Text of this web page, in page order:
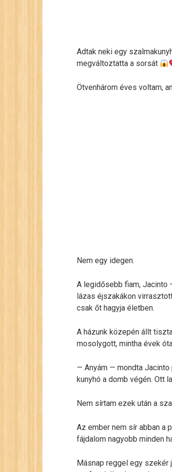
Adtak neki egy
megváltoztatta a sorsát
Ötvenhárom éves voltam,
Nem egy idegen.
A legidősebb fiam, Jacinto
lázas éjszakákon
csak őt hagyja életben.
A házunk közepén állt
mosolygott, mintha évek
— Anyám — mondta
kunyhó a domb végén. Ott
Nem sírtam ezek után a
Az ember nem sír abban a
fájdalom nagyobb minden
Másnap reggel egy szekér